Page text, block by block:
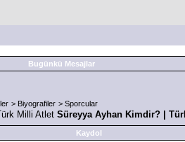
Bugünkü Mesajlar
> Biyografiler > Sporcular
Süreyya Ayhan Kimdir? |
Kaydol